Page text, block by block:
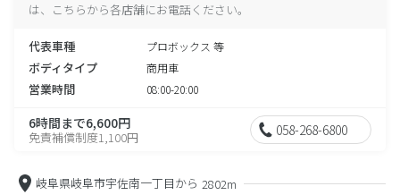
は、こちらから各店舗にお電話ください。
代表車種 プロボックス 等
ボディタイプ 商用車
営業時間 08:00-20:00
6時間まで6,600円
免責補償制度1,100円 058-268-6800
岐阜県岐阜市宇佐南一丁目から 2802m